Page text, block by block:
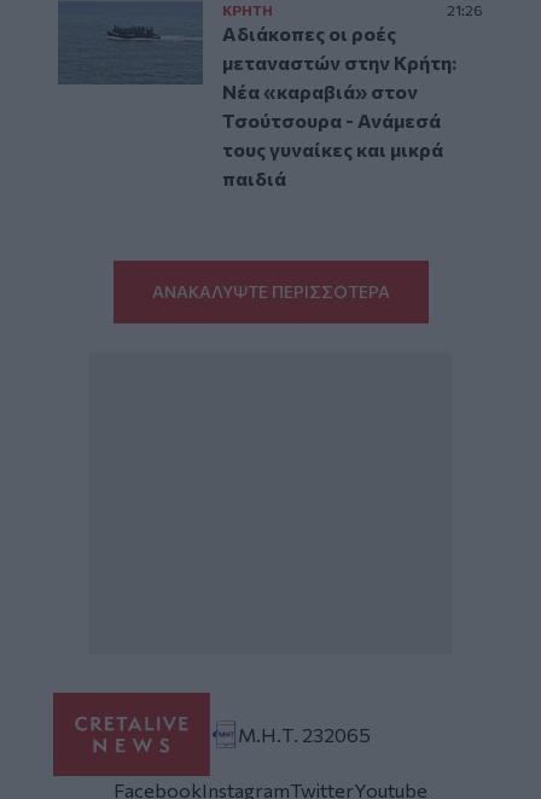
ΚΡΗΤΗ 21:26
Αδιάκοπες οι ροές
μεταναστών στην Κρήτη:
Νέα «καραβιά» στον
Τσούτσουρα - Ανάμεσά
τους γυναίκες και μικρά
παιδιά
ΑΝΑΚΑΛΥΨΤΕ ΠΕΡΙΣΣΟΤΕΡΑ
Μ.Η.Τ. 232065
FacebookInstagramTwitterYoutube